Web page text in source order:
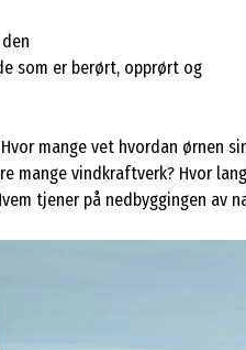
som er berørt, opprørt og
mange vet hvordan ørnen
mange vindkraftverk? Hvor
tjener på nedbyggingen av